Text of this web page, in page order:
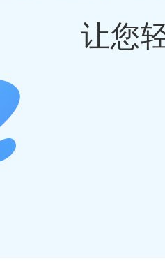
让您